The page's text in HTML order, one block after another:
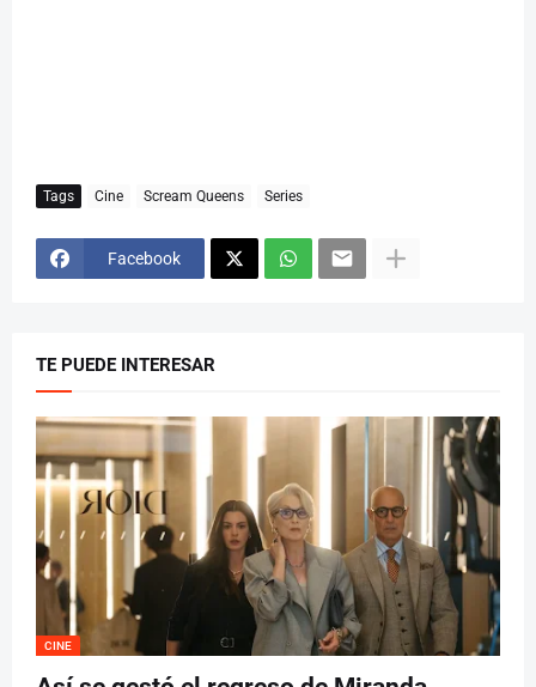
Tags Cine Scream Queens Series
Facebook
TE PUEDE INTERESAR
CINE